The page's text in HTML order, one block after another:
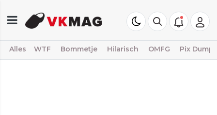
Alles WTF Bommetje Hilarisch OMFG Pix Dump